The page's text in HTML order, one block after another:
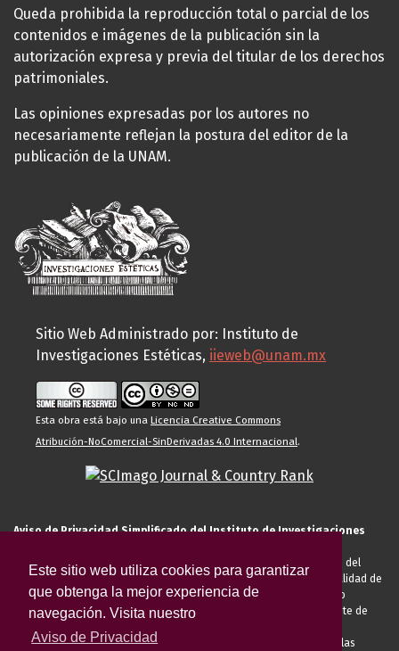
Este sitio web utiliza cookies para garantizar
que obtenga la mejor experiencia de
navegación. Visita nuestro
Aviso de Privacidad
Queda prohibida la reproducción total o parcial de los
contenidos e imágenes de la publicación sin la
autorización expresa y previa del titular de los derechos
patrimoniales.
Las opiniones expresadas por los autores no
necesariamente reflejan la postura del editor de la
publicación de la UNAM.
Sitio Web Administrado por: Instituto de
Investigaciones Estéticas, iieweb@unam.mx
Esta obra está bajo una Licencia Creative Commons
Atribución-NoComercial-SinDerivadas 4.0 Internacional.
Aviso de Privacidad Simplificado del Instituto de Investigaciones
El Instituto de Investigaciones Estéticas de la UNAM, es responsable del
tratamiento de sus datos personales para el registro de usted en calidad de
alumno, docente, personal de la entidad académica, conferencista o
invitado externo (nacional o extranjero), visitante, proveedor o cliente de
anteriormente descritas u otras aquellas exigidas legalmente o por las